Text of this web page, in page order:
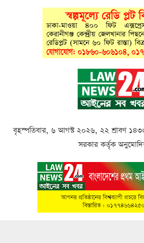
বৃহস্পতিবার, ৬ আগস্ট ২০২৬, ২২ শ্রাবণ ১৪৩৩,
সরকার কর্তৃক